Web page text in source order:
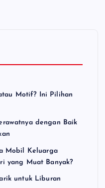
Motif? Ini Pilihan
dengan Baik
Mobil Keluarga
yang Muat Banyak?
untuk Liburan